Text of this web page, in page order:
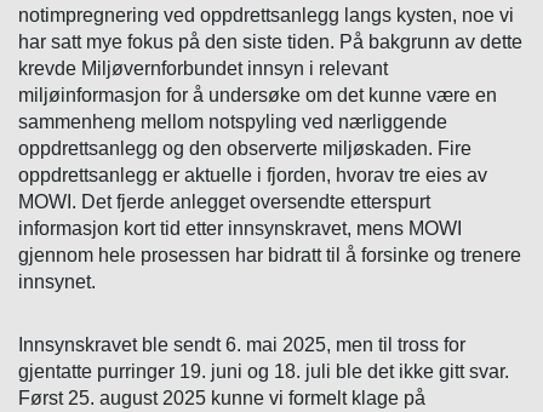
notimpregnering ved oppdrettsanlegg langs kysten, noe vi
har satt mye fokus på den siste tiden. På bakgrunn av dette
krevde Miljøvernforbundet innsyn i relevant
miljøinformasjon for å undersøke om det kunne være en
sammenheng mellom notspyling ved nærliggende
oppdrettsanlegg og den observerte miljøskaden. Fire
oppdrettsanlegg er aktuelle i fjorden, hvorav tre eies av
MOWI. Det fjerde anlegget oversendte etterspurt
informasjon kort tid etter innsynskravet, mens MOWI
gjennom hele prosessen har bidratt til å forsinke og trenere
innsynet.
Innsynskravet ble sendt 6. mai 2025, men til tross for
gjentatte purringer 19. juni og 18. juli ble det ikke gitt svar.
Først 25. august 2025 kunne vi formelt klage på